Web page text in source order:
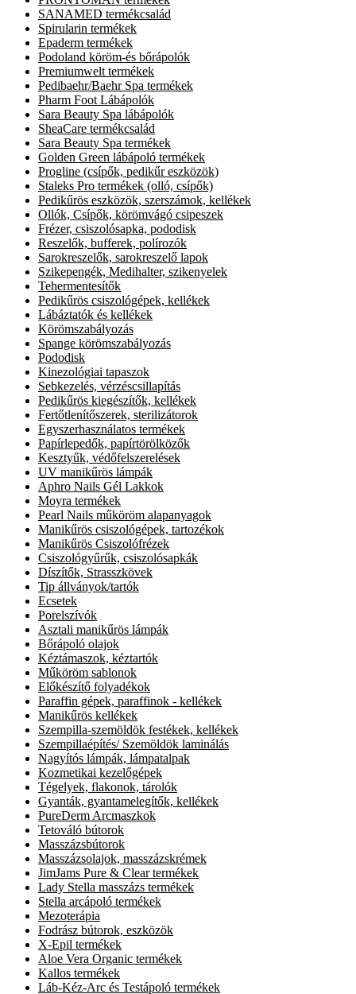
SANAMED termékcsalád
Spirularin termékek
Epaderm termékek
Podoland köröm-és bőrápolók
Premiumwelt termékek
Pedibaehr/Baehr Spa termékek
Pharm Foot Lábápolók
Sara Beauty Spa lábápolók
SheaCare termékcsalád
Sara Beauty Spa termékek
Golden Green lábápoló termékek
Progline (csípők, pedikűr eszközök)
Staleks Pro termékek (olló, csípők)
Pedikűrös eszközök, szerszámok, kellékek
Ollók, Csípők, körömvágó csipeszek
Frézer, csiszolósapka, pododisk
Reszelők, bufferek, polírozók
Sarokreszelők, sarokreszelő lapok
Szikepengék, Medihalter, szikenyelek
Tehermentesítők
Pedikűrös csiszológépek, kellékek
Lábáztatók és kellékek
Körömszabályozás
Spange körömszabályozás
Pododisk
Kinezológiai tapaszok
Sebkezelés, vérzéscsillapítás
Pedikűrös kiegészítők, kellékek
Fertőtlenítőszerek, sterilizátorok
Egyszerhasználatos termékek
Papírlepedők, papírtörölközők
Kesztyűk, védőfelszerelések
UV manikűrös lámpák
Aphro Nails Gél Lakkok
Moyra termékek
Pearl Nails műköröm alapanyagok
Manikűrös csiszológépek, tartozékok
Manikűrös Csiszolófrézek
Csiszológyűrűk, csiszolósapkák
Díszítők, Strasszkövek
Tip állványok/tartók
Ecsetek
Porelszívók
Asztali manikűrös lámpák
Bőrápoló olajok
Kéztámaszok, kéztartók
Műköröm sablonok
Előkészítő folyadékok
Paraffin gépek, paraffinok - kellékek
Manikűrös kellékek
Szempilla-szemöldök festékek, kellékek
Szempillaépítés/ Szemöldök laminálás
Nagyítós lámpák, lámpatalpak
Kozmetikai kezelőgépek
Tégelyek, flakonok, tárolók
Gyanták, gyantamelegítők, kellékek
PureDerm Arcmaszkok
Tetováló bútorok
Masszázsbútorok
Masszázsolajok, masszázskrémek
JimJams Pure & Clear termékek
Lady Stella masszázs termékek
Stella arcápoló termékek
Mezoterápia
Fodrász bútorok, eszközök
X-Epil termékek
Aloe Vera Organic termékek
Kallos termékek
Láb-Kéz-Arc és Testápoló termékek